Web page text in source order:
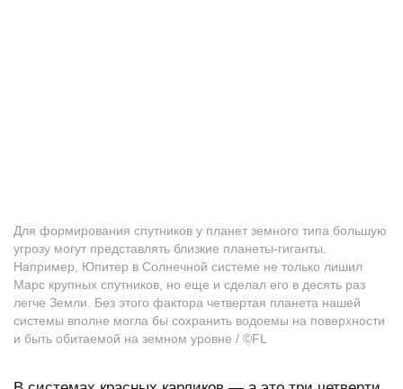
Для формирования спутников у планет земного типа большую
угрозу могут представлять близкие планеты-гиганты.
Например, Юпитер в Солнечной системе не только лишил
Марс крупных спутников, но еще и сделал его в десять раз
легче Земли. Без этого фактора четвертая планета нашей
системы вполне могла бы сохранить водоемы на поверхности
и быть обитаемой на земном уровне / ©FL